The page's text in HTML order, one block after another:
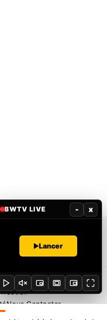
Google Play
Mentions légales
Nous Contacter
BWTV LIVE - x
Lancer